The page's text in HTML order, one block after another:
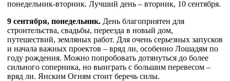
понедельник-вторник. Лучший день – вторник, 10 сентября.
9 сентября, понедельник. День благоприятен для
строительства, свадьбы, переезда в новый дом,
путешествий, земляных работ. Для очень серьезных запусков
и начала важных проектов – вряд ли, особенно Лошадям по
году рождения. Можно попробовать дотянуться до более
сильного соперника, но выиграть с большим перевесом –
вряд ли. Янским Огням стоит беречь силы.